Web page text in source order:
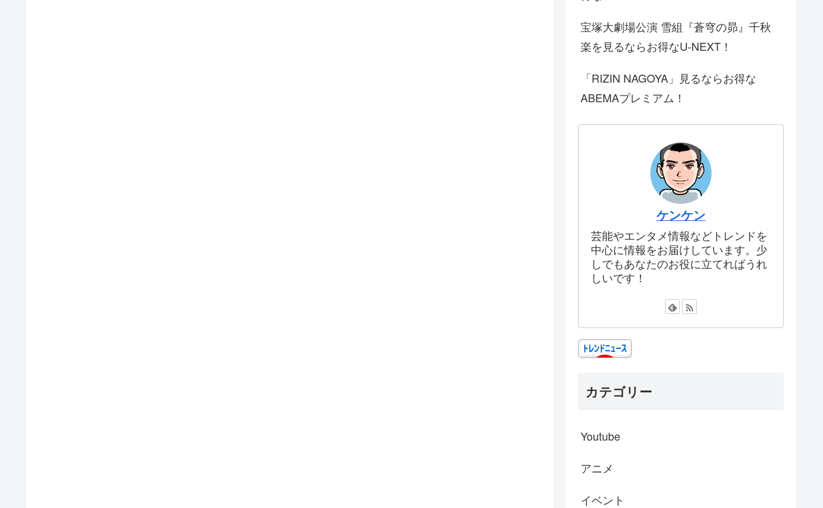
宝塚大劇場公演 雪組『蒼穹の昴』千秋
楽を見るならお得なU-NEXT！
「RIZIN NAGOYA」見るならお得な
ABEMAプレミアム！
ケンケン
芸能やエンタメ情報などトレンドを
中心に情報をお届けしています。少
しでもあなたのお役に立てればうれ
しいです！
カテゴリー
Youtube
アニメ
イベント